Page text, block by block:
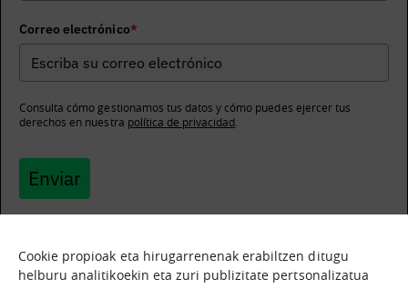
Cookie propioak eta hirugarrenenak erabiltzen ditugu
helburu analitikoekin eta zuri publizitate pertsonalizatua
Correo electrónico*
Consulta cómo gestionamos tus datos y cómo puedes ejercer tus
derechos en nuestra política de privacidad
Enviar